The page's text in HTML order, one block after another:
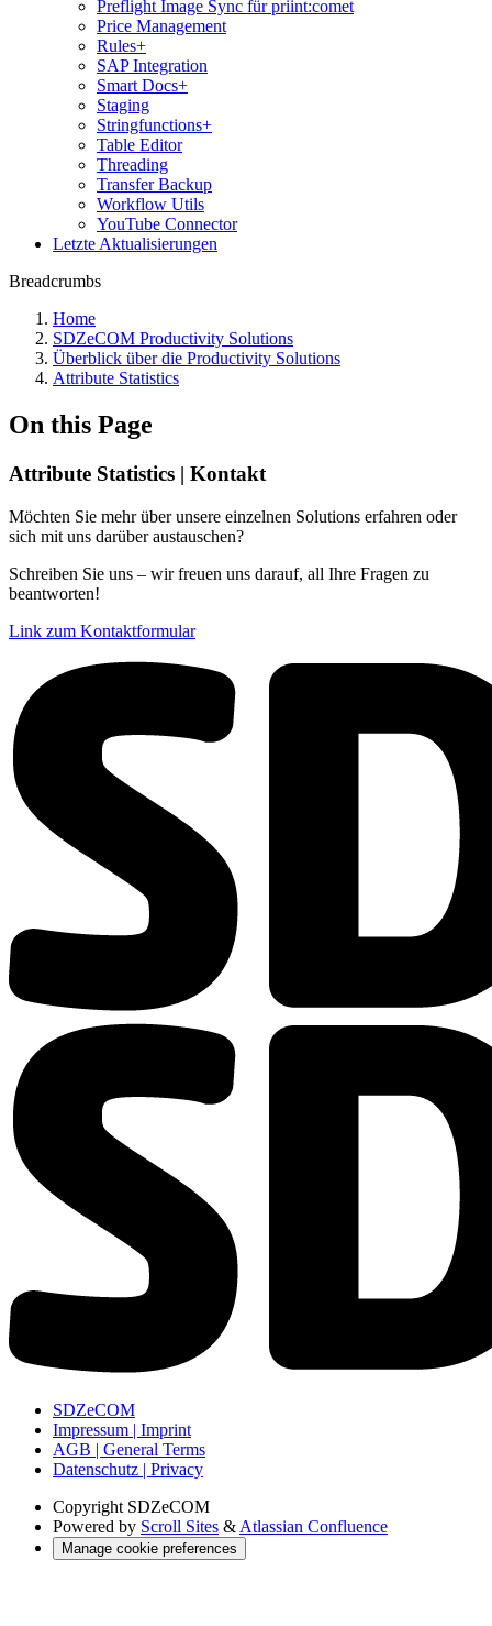
Preflight Image Sync für priint:comet
Price Management
Rules+
SAP Integration
Smart Docs+
Staging
Stringfunctions+
Table Editor
Threading
Transfer Backup
Workflow Utils
YouTube Connector
Letzte Aktualisierungen
Breadcrumbs
Home
SDZeCOM Productivity Solutions
Überblick über die Productivity Solutions
Attribute Statistics
On this Page
Attribute Statistics | Kontakt
Möchten Sie mehr über unsere einzelnen Solutions erfahren oder
sich mit uns darüber austauschen?
Schreiben Sie uns – wir freuen uns darauf, all Ihre Fragen zu
beantworten!
Link zum Kontaktformular
SDZeCOM
Impressum | Imprint
AGB | General Terms
Datenschutz | Privacy
Copyright SDZeCOM
Powered by Scroll Sites & Atlassian Confluence
Manage cookie preferences